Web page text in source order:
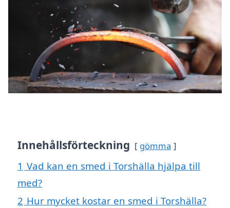
Innehållsförteckning gömma
1 Vad kan en smed i Torshälla hjälpa till
med?
2 Hur mycket kostar en smed i Torshälla?